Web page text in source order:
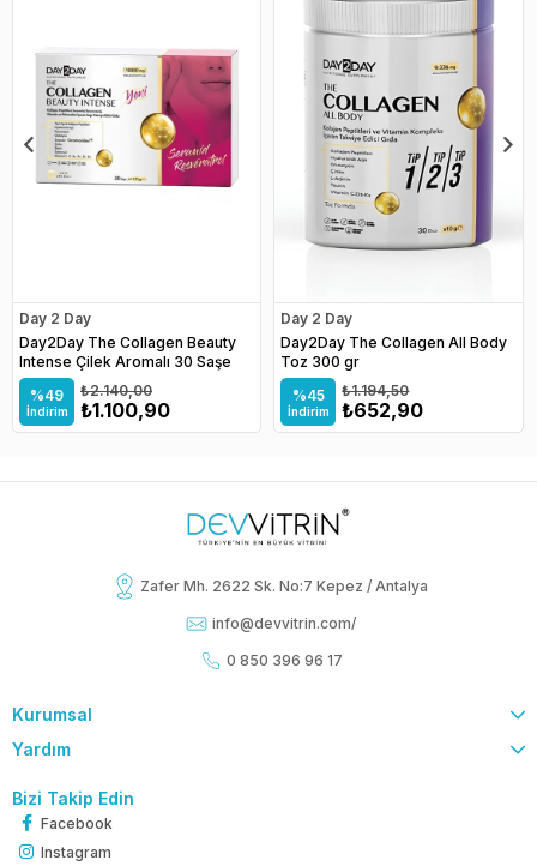
Day 2 Day
Day2Day The Collagen Beauty
Intense Çilek Aromalı 30 Saşe
%49
İndirim ₺1.100,90
₺2.140,00
Day 2 Day
Day2Day The Collagen All Body
Toz 300 gr
%45
İndirim ₺652,90
₺1.194,50
Zafer Mh. 2622 Sk. No:7 Kepez / Antalya
info@devvitrin.com/
0 850 396 96 17
Kurumsal
Yardım
Bizi Takip Edin
Facebook
Instagram